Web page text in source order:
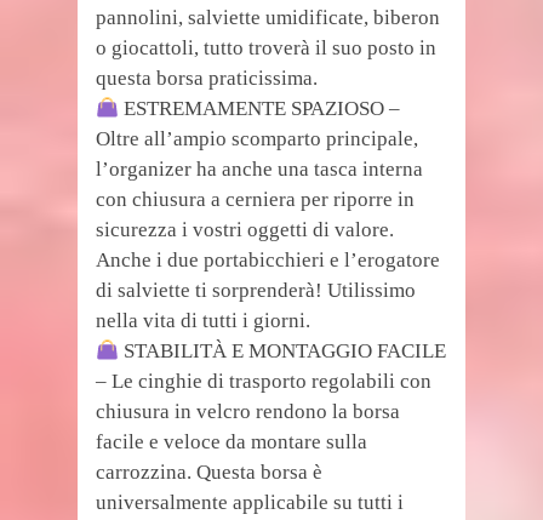
pannolini, salviette umidificate, biberon
o giocattoli, tutto troverà il suo posto in
questa borsa praticissima.
ESTREMAMENTE SPAZIOSO –
Oltre all’ampio scomparto principale,
l’organizer ha anche una tasca interna
con chiusura a cerniera per riporre in
sicurezza i vostri oggetti di valore.
Anche i due portabicchieri e l’erogatore
di salviette ti sorprenderà! Utilissimo
nella vita di tutti i giorni.
STABILITÀ E MONTAGGIO FACILE
– Le cinghie di trasporto regolabili con
chiusura in velcro rendono la borsa
facile e veloce da montare sulla
carrozzina. Questa borsa è
universalmente applicabile su tutti i